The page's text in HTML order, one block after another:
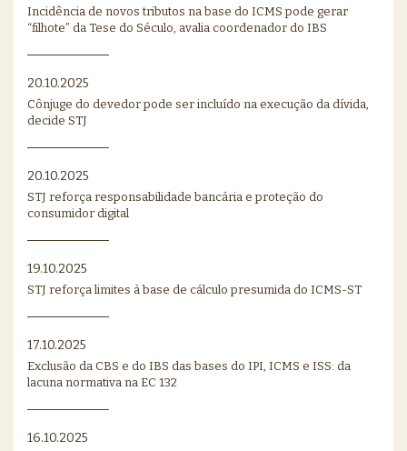
Incidência de novos tributos na base do ICMS pode gerar
“filhote” da Tese do Século, avalia coordenador do IBS
20.10.2025
Cônjuge do devedor pode ser incluído na execução da dívida,
decide STJ
20.10.2025
STJ reforça responsabilidade bancária e proteção do
consumidor digital
19.10.2025
STJ reforça limites à base de cálculo presumida do ICMS-ST
17.10.2025
Exclusão da CBS e do IBS das bases do IPI, ICMS e ISS: da
lacuna normativa na EC 132
16.10.2025